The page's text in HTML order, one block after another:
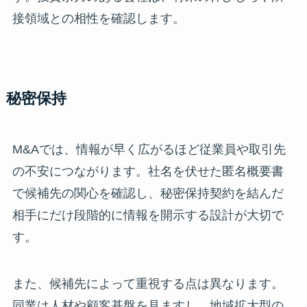
接領域との相性を確認します。
秘密保持
M&Aでは、情報が早く広がるほど従業員や取引先
の不安につながります。社名を伏せた匿名概要書
で候補先の関心を確認し、秘密保持契約を結んだ
相手にだけ段階的に情報を開示する設計が大切で
す。
また、候補先によって重視する点は異なります。